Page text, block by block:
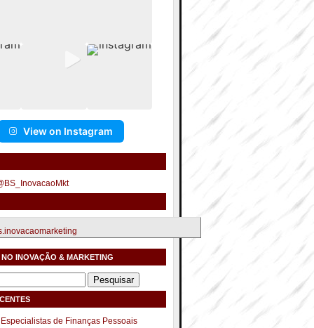
View on Instagram
NO INOVAÇÃO & MARKETING
de Finanças Pessoais